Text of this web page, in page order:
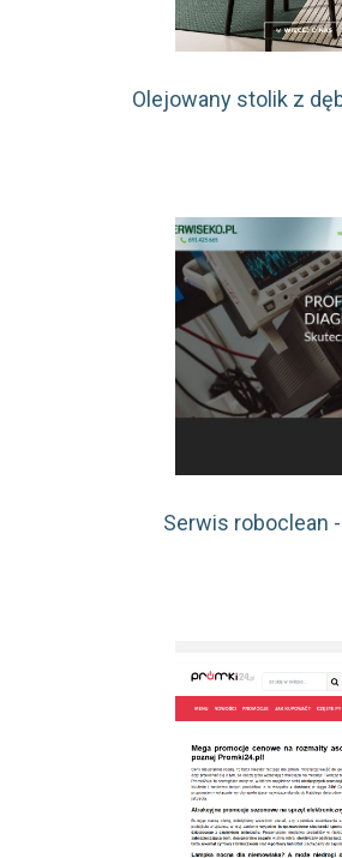
Olejowany stolik z
Serwis roboclean